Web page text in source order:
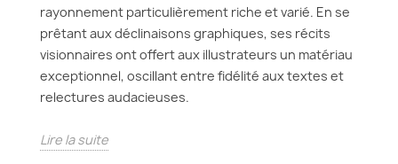
rayonnement particulièrement riche et varié. En se
prêtant aux déclinaisons graphiques, ses récits
visionnaires ont offert aux illustrateurs un matériau
exceptionnel, oscillant entre fidélité aux textes et
relectures audacieuses.
Lire la suite